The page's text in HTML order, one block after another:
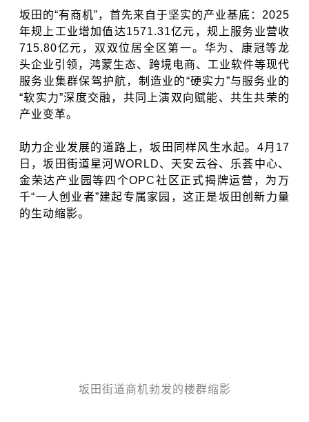
坂田的“有商机”，首先来自于坚实的产业基底：2025
年规上工业增加值达1571.31亿元，规上服务业营收
715.80亿元，双双位居全区第一。华为、康冠等龙
头企业引领，鸿蒙生态、跨境电商、工业软件等现代
服务业集群保驾护航，制造业的“硬实力”与服务业的
“软实力”深度交融，共同上演双向赋能、共生共荣的
产业变革。
助力企业发展的道路上，坂田同样风生水起。4月17
日，坂田街道星河WORLD、天安云谷、乐荟中心、
金荣达产业园等四个OPC社区正式揭牌运营，为万
千“一人创业者”建起专属家园，这正是坂田创新力量
的生动缩影。
坂田街道商机勃发的楼群缩影